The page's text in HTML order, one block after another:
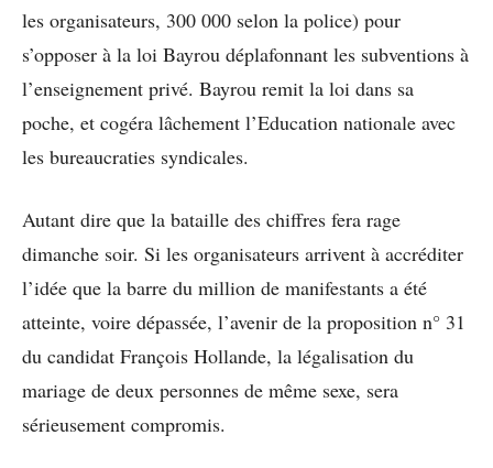
les organisateurs, 300 000 selon la police) pour
s’opposer à la loi Bayrou déplafonnant les subventions à
l’enseignement privé. Bayrou remit la loi dans sa
poche, et cogéra lâchement l’Education nationale avec
les bureaucraties syndicales.
Autant dire que la bataille des chiffres fera rage
dimanche soir. Si les organisateurs arrivent à accréditer
l’idée que la barre du million de manifestants a été
atteinte, voire dépassée, l’avenir de la proposition n° 31
du candidat François Hollande, la légalisation du
mariage de deux personnes de même sexe, sera
sérieusement compromis.